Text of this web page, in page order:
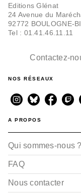
Editions Glénat
24 Avenue du
92772 BOULOGNE-
Tel : 01.41.46.11.11
Contactez-
NOS RÉSEAUX
A PROPOS
Qui sommes-nous ?
FAQ
Nous contacter